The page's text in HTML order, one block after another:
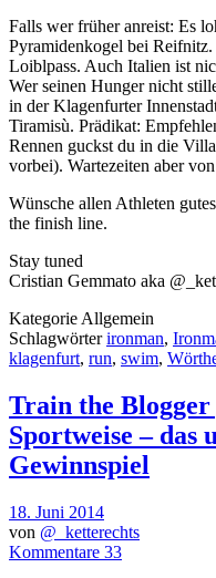
Falls wer früher anreist: Es
Pyramidenkogel bei
Loiblpass. Auch Italien ist
Wer seinen Hunger nicht
in der Klagenfurter
Tiramisù. Prädikat:
Rennen guckst du in die
vorbei). Wartezeiten aber
Wünsche allen Athleten
the finish line.
Stay tuned
Cristian Gemmato aka
Kategorie Allgemein
Schlagwörterironman,
klagenfurt, run, swim,
Train the Blogger
Sportweise –
Gewinnspiel
18. Juni 2014
von @_ketterechts
Kommentare 33